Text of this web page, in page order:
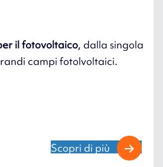
il fotovoltaico, dalla singola
campi fotolvoltaici.
Scopri di più